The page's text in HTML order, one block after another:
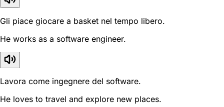
Gli piace giocare a basket nel tempo libero.
He works as a software engineer.
Lavora come ingegnere del software.
He loves to travel and explore new places.